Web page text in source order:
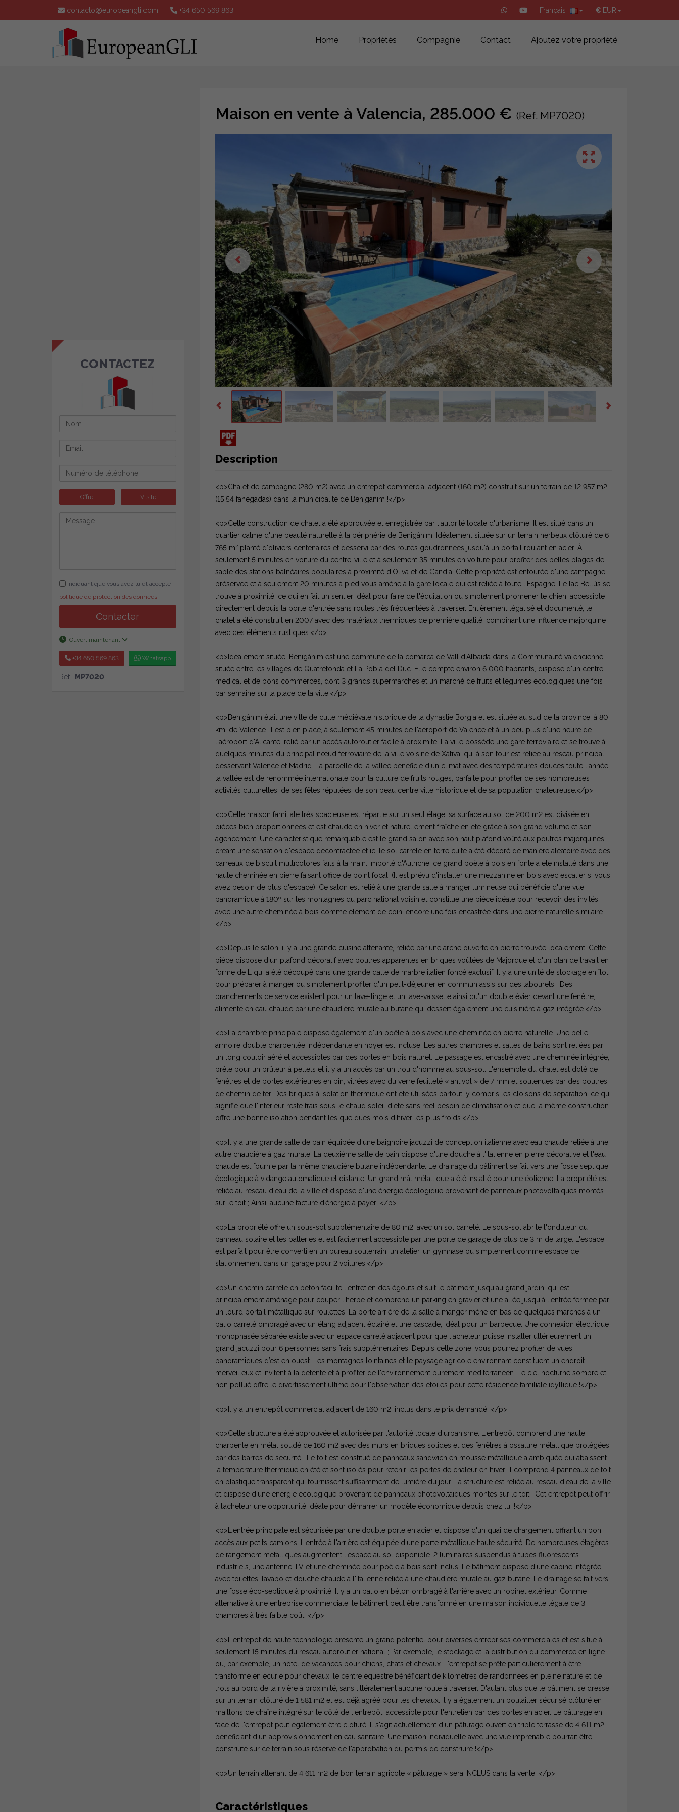
contacto@europeangli.com +34 650 569 863 € EUR
Français
Home Propriétés Compagnie Contact Ajoutez votre propriété
Maison en vente à Valencia, 285.000 € (Ref. MP7020)
Description
<p>Chalet de campagne (280 m2) avec un entrepôt commercial adjacent (160 m2) construit sur un terrain de 12 957 m2
(15,54 fanegadas) dans la municipalité de Benigánim !</p>
<p>Cette construction de chalet a été approuvée et enregistrée par l'autorité locale d'urbanisme. Il est situé dans un
quartier calme d'une beauté naturelle à la périphérie de Benigánim. Idéalement située sur un terrain herbeux clôturé de 6
765 m² planté d'oliviers centenaires et desservi par des routes goudronnées jusqu'à un portail roulant en acier. À
seulement 5 minutes en voiture du centre-ville et à seulement 35 minutes en voiture pour profiter des belles plages de
sable des stations balnéaires populaires à proximité d'Oliva et de Gandia. Cette propriété est entourée d'une campagne
préservée et à seulement 20 minutes à pied vous amène à la gare locale qui est reliée à toute l'Espagne. Le lac Bellús se
trouve à proximité, ce qui en fait un sentier idéal pour faire de l'équitation ou simplement promener le chien, accessible
directement depuis la porte d'entrée sans routes très fréquentées à traverser. Entièrement légalisé et documenté, le
chalet a été construit en 2007 avec des matériaux thermiques de première qualité, combinant une influence majorquine
avec des éléments rustiques.</p>
<p>Idéalement située, Benigánim est une commune de la comarca de Vall d'Albaida dans la Communauté valencienne,
située entre les villages de Quatretonda et La Pobla del Duc. Elle compte environ 6 000 habitants, dispose d'un centre
médical et de bons commerces, dont 3 grands supermarchés et un marché de fruits et légumes écologiques une fois
par semaine sur la place de la ville.</p>
<p>Benigánim était une ville de culte médiévale historique de la dynastie Borgia et est située au sud de la province, à 80
km. de Valence. Il est bien placé, à seulement 45 minutes de l'aéroport de Valence et à un peu plus d'une heure de
l'aéroport d'Alicante, relié par un accès autoroutier facile à proximité. La ville possède une gare ferroviaire et se trouve à
quelques minutes du principal nœud ferroviaire de la ville voisine de Xátiva, qui à son tour est reliée au réseau principal
desservant Valence et Madrid. La parcelle de la vallée bénéficie d'un climat avec des températures douces toute l'année,
la vallée est de renommée internationale pour la culture de fruits rouges, parfaite pour profiter de ses nombreuses
activités culturelles, de ses fêtes réputées, de son beau centre ville historique et de sa population chaleureuse.</p>
<p>Cette maison familiale très spacieuse est répartie sur un seul étage, sa surface au sol de 200 m2 est divisée en
pièces bien proportionnées et est chaude en hiver et naturellement fraîche en été grâce à son grand volume et son
agencement. Une caractéristique remarquable est le grand salon avec son haut plafond voûté aux poutres majorquines
créant une sensation d'espace décontractée et ici le sol carrelé en terre cuite a été décoré de manière aléatoire avec des
carreaux de biscuit multicolores faits à la main. Importé d'Autriche, ce grand poêle à bois en fonte a été installé dans une
haute cheminée en pierre faisant office de point focal. (Il est prévu d'installer une mezzanine en bois avec escalier si vous
avez besoin de plus d'espace). Ce salon est relié à une grande salle à manger lumineuse qui bénéficie d'une vue
panoramique à 180º sur les montagnes du parc national voisin et constitue une pièce idéale pour recevoir des invités
avec une autre cheminée à bois comme élément de coin, encore une fois encastrée dans une pierre naturelle similaire.
</p>
<p>Depuis le salon, il y a une grande cuisine attenante, reliée par une arche ouverte en pierre trouvée localement. Cette
pièce dispose d'un plafond décoratif avec poutres apparentes en briques voûtées de Majorque et d'un plan de travail en
forme de L qui a été découpé dans une grande dalle de marbre italien foncé exclusif. Il y a une unité de stockage en îlot
pour préparer à manger ou simplement profiter d'un petit-déjeuner en commun assis sur des tabourets ; Des
branchements de service existent pour un lave-linge et un lave-vaisselle ainsi qu'un double évier devant une fenêtre,
alimenté en eau chaude par une chaudière murale au butane qui dessert également une cuisinière à gaz intégrée.</p>
<p>La chambre principale dispose également d'un poêle à bois avec une cheminée en pierre naturelle. Une belle
armoire double charpentée indépendante en noyer est incluse. Les autres chambres et salles de bains sont reliées par
un long couloir aéré et accessibles par des portes en bois naturel. Le passage est encastré avec une cheminée intégrée,
prête pour un brûleur à pellets et il y a un accès par un trou d'homme au sous-sol. L'ensemble du chalet est doté de
fenêtres et de portes extérieures en pin, vitrées avec du verre feuilleté « antivol » de 7 mm et soutenues par des poutres
de chemin de fer. Des briques à isolation thermique ont été utilisées partout, y compris les cloisons de séparation, ce qui
signifie que l'intérieur reste frais sous le chaud soleil d'été sans réel besoin de climatisation et que la même construction
offre une bonne isolation pendant les quelques mois d'hiver les plus froids.</p>
<p>Il y a une grande salle de bain équipée d'une baignoire jacuzzi de conception italienne avec eau chaude reliée à une
autre chaudière à gaz murale. La deuxième salle de bain dispose d'une douche à l'italienne en pierre décorative et l'eau
chaude est fournie par la même chaudière butane indépendante. Le drainage du bâtiment se fait vers une fosse septique
écologique à vidange automatique et distante. Un grand mât métallique a été installé pour une éolienne. La propriété est
reliée au réseau d'eau de la ville et dispose d'une énergie écologique provenant de panneaux photovoltaïques montés
sur le toit ; Ainsi, aucune facture d’énergie à payer !</p>
<p>La propriété offre un sous-sol supplémentaire de 80 m2, avec un sol carrelé. Le sous-sol abrite l'onduleur du
panneau solaire et les batteries et est facilement accessible par une porte de garage de plus de 3 m de large. L'espace
est parfait pour être converti en un bureau souterrain, un atelier, un gymnase ou simplement comme espace de
stationnement dans un garage pour 2 voitures.</p>
<p>Un chemin carrelé en béton facilite l'entretien des égouts et suit le bâtiment jusqu'au grand jardin, qui est
principalement aménagé pour couper l'herbe et comprend un parking en gravier et une allée jusqu'à l'entrée fermée par
un lourd portail métallique sur roulettes. La porte arrière de la salle à manger mène en bas de quelques marches à un
patio carrelé ombragé avec un étang adjacent éclairé et une cascade, idéal pour un barbecue. Une connexion électrique
monophasée séparée existe avec un espace carrelé adjacent pour que l'acheteur puisse installer ultérieurement un
grand jacuzzi pour 6 personnes sans frais supplémentaires. Depuis cette zone, vous pourrez profiter de vues
panoramiques d’est en ouest. Les montagnes lointaines et le paysage agricole environnant constituent un endroit
merveilleux et invitent à la détente et à profiter de l'environnement purement méditerranéen. Le ciel nocturne sombre et
non pollué offre le divertissement ultime pour l'observation des étoiles pour cette résidence familiale idyllique !</p>
<p>Il y a un entrepôt commercial adjacent de 160 m2, inclus dans le prix demandé !</p>
<p>Cette structure a été approuvée et autorisée par l'autorité locale d'urbanisme. L'entrepôt comprend une haute
charpente en métal soudé de 160 m2 avec des murs en briques solides et des fenêtres à ossature métallique protégées
par des barres de sécurité ; Le toit est constitué de panneaux sandwich en mousse métallique alambiquée qui abaissent
la température thermique en été et sont isolés pour retenir les pertes de chaleur en hiver. Il comprend 4 panneaux de toit
en plastique transparent qui fournissent suffisamment de lumière du jour. La structure est reliée au réseau d'eau de la ville
et dispose d'une énergie écologique provenant de panneaux photovoltaïques montés sur le toit ; Cet entrepôt peut offrir
à l’acheteur une opportunité idéale pour démarrer un modèle économique depuis chez lui !</p>
<p>L'entrée principale est sécurisée par une double porte en acier et dispose d'un quai de chargement offrant un bon
accès aux petits camions. L'entrée à l'arrière est équipée d'une porte métallique haute sécurité. De nombreuses étagères
de rangement métalliques augmentent l'espace au sol disponible. 2 luminaires suspendus à tubes fluorescents
industriels, une antenne TV et une cheminée pour poêle à bois sont inclus. Le bâtiment dispose d'une cabine intégrée
avec toilettes, lavabo et douche chaude à l'italienne reliée à une chaudière murale au gaz butane. Le drainage se fait vers
une fosse éco-septique à proximité. Il y a un patio en béton ombragé à l'arrière avec un robinet extérieur. Comme
alternative à une entreprise commerciale, le bâtiment peut être transformé en une maison individuelle légale de 3
chambres à très faible coût !</p>
<p>L'entrepôt de haute technologie présente un grand potentiel pour diverses entreprises commerciales et est situé à
seulement 15 minutes du réseau autoroutier national ; Par exemple, le stockage et la distribution du commerce en ligne
ou, par exemple, un hôtel de vacances pour chiens, chats et chevaux. L'entrepôt se prête particulièrement à être
transformé en écurie pour chevaux, le centre équestre bénéficiant de kilomètres de randonnées en pleine nature et de
trots au bord de la rivière à proximité, sans littéralement aucune route à traverser. D'autant plus que le bâtiment se dresse
sur un terrain clôturé de 1 581 m2 et est déjà agréé pour les chevaux. Il y a également un poulailler sécurisé clôturé en
maillons de chaîne intégré sur le côté de l'entrepôt, accessible pour l'entretien par des portes en acier. Le pâturage en
face de l'entrepôt peut également être clôturé. Il s'agit actuellement d'un pâturage ouvert en triple terrasse de 4 611 m2
bénéficiant d'un approvisionnement en eau sanitaire. Une maison individuelle avec une vue imprenable pourrait être
construite sur ce terrain sous réserve de l'approbation du permis de construire !</p>
<p>Un terrain attenant de 4 611 m2 de bon terrain agricole « pâturage » sera INCLUS dans la vente !</p>
Caractéristiques
CONTACTEZ
Offre Visite
Indiquant que vous avez lu et accepté
politique de protection des données
Contacter
Ouvert maintenant
+34 650 569 863 Whatsapp
Ref.: MP7020